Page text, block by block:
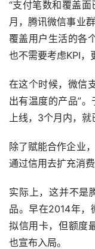
“支付笔数和覆盖
月，腾讯微信事业
覆盖用户生活的各
也不需要考虑KPI，
在这个时候，微信
出有温度的产品”
上线，3个月内，就
除了赋能合作企业
通过信用去扩充消
实际上，这并不是
品。早在2014年，
拟信用卡，但额度
也宣布入局。